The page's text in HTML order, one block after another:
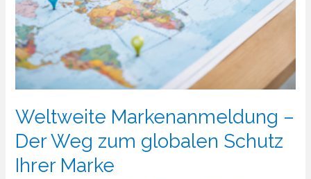
Weltweite Markenanmeldung –
Der Weg zum globalen Schutz
Ihrer Marke